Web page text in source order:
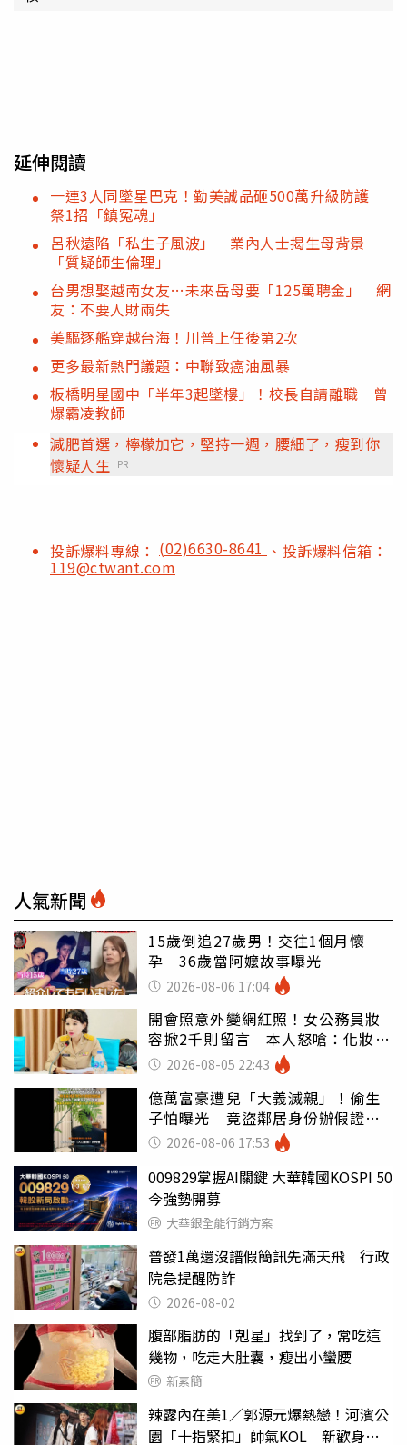
延伸閱讀
一連3人同墜星巴克！勤美誠品砸500萬升級防護
祭1招「鎮冤魂」
呂秋遠陷「私生子風波」 業內人士揭生母背景
「質疑師生倫理」
台男想娶越南女友…未來岳母要「125萬聘金」 網
友：不要人財兩失
美驅逐艦穿越台海！川普上任後第2次
更多最新熱門議題：中聯致癌油風暴
板橋明星國中「半年3起墜樓」！校長自請離職 曾
爆霸凌教師
減肥首選，檸檬加它，堅持一週，腰細了，瘦到你
懷疑人生 PR
投訴爆料專線： (02)6630-8641 、投訴爆料信箱：
119@ctwant.com
人氣新聞
15歲倒追27歲男！交往1個月懷
孕 36歲當阿嬤故事曝光
2026-08-06 17:04
開會照意外變網紅照！女公務員妝
容掀2千則留言 本人怒嗆：化妝有
錯嗎2026-08-05 22:43
億萬富豪遭兒「大義滅親」！偷生
子怕曝光 竟盜鄰居身份辦假證落
戶 2026-08-06 17:53
009829掌握AI關鍵 大華韓國KOSPI 50
今強勢開募
大華銀全能行銷方案
普發1萬還沒譜假簡訊先滿天飛 行政
院急提醒防詐
2026-08-02
腹部脂肪的「剋星」找到了，常吃這
幾物，吃走大肚囊，瘦出小蠻腰
新素簡
辣露內在美1／郭源元爆熱戀！河濱公
園「十指緊扣」帥氣KOL 新歡身份